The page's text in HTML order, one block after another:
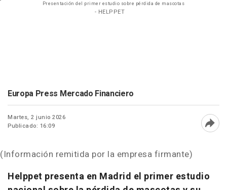
Presentación del primer estudio sobre pérdida de mascotas
- HELPPET
Europa Press Mercado Financiero
Martes, 2 junio 2026
Publicado: 16:09
(Información remitida por la empresa firmante)
Helppet presenta en Madrid el primer estudio